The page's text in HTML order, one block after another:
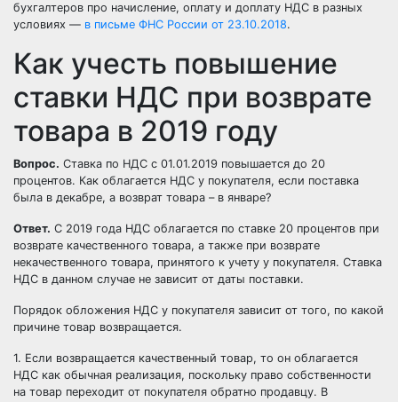
бухгалтеров про начисление, оплату и доплату НДС в разных
условиях — в письме ФНС России от 23.10.2018.
Как учесть повышение
ставки НДС при возврате
товара в 2019 году
Вопрос. Ставка по НДС с 01.01.2019 повышается до 20
процентов. Как облагается НДС у покупателя, если поставка
была в декабре, а возврат товара – в январе?
Ответ. С 2019 года НДС облагается по ставке 20 процентов при
возврате качественного товара, а также при возврате
некачественного товара, принятого к учету у покупателя. Ставка
НДС в данном случае не зависит от даты поставки.
Порядок обложения НДС у покупателя зависит от того, по какой
причине товар возвращается.
1. Если возвращается качественный товар, то он облагается
НДС как обычная реализация, поскольку право собственности
на товар переходит от покупателя обратно продавцу. В